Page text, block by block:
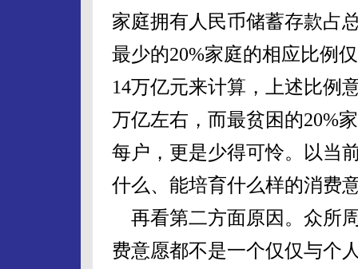
家庭拥有人民币储蓄存款占
最少的20%家庭的相应比例
14万亿元来计算，上述比例
万亿左右，而最贫困的
每户，更是少得可怜。以当
什么、能培育什么样的消费
再看第二方面原因。众所
费意愿都不是一个仅仅与个